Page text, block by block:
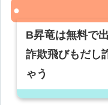
B昇竜は無料で
詐欺飛びもだし
ゃう